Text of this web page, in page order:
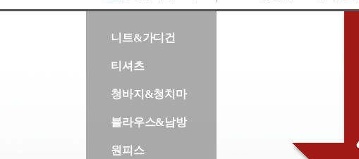
니트&가디건
티셔츠
청바지&청치마
블라우스&남방
원피스